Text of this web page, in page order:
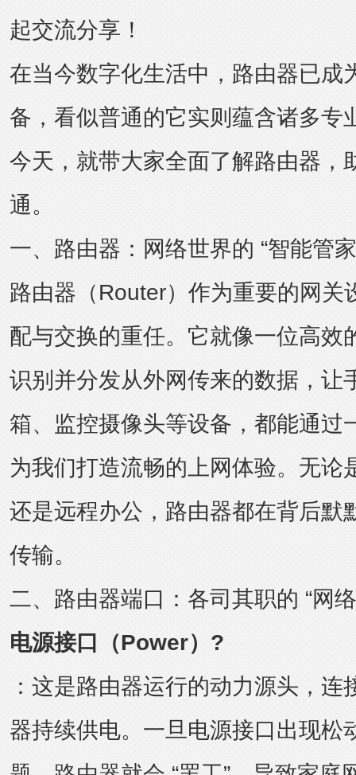
起交流分享！
在当今数字化生活中，路由器已成
备，看似普通的它实则蕴含诸多专
今天，就带大家全面了解路由器，
通。
一、路由器：网络世界的 “智能管
路由器（Router）作为重要的网关
配与交换的重任。它就像一位高效
识别并分发从外网传来的数据，让
箱、监控摄像头等设备，都能通过
为我们打造流畅的上网体验。无论
还是远程办公，路由器都在背后默
传输。
二、路由器端口：各司其职的 “网
电源接口（Power）?
：这是路由器运行的动力源头，连
器持续供电。一旦电源接口出现松